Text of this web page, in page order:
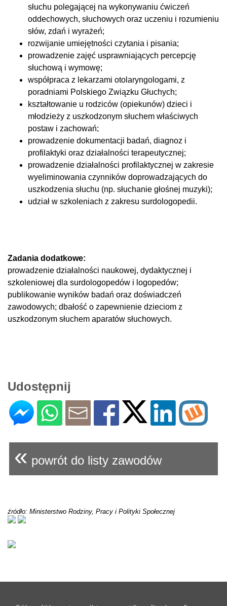
słuchu polegającej na wykonywaniu ćwiczeń
oddechowych, słuchowych oraz uczeniu i rozumieniu
słów, zdań i wyrażeń;
rozwijanie umiejętności czytania i pisania;
prowadzenie zajęć usprawniających percepcję
słuchową i wymowę;
współpraca z lekarzami otolaryngologami, z
poradniami Polskiego Związku Głuchych;
kształtowanie u rodziców (opiekunów) dzieci i
młodzieży z uszkodzonym słuchem właściwych
postaw i zachowań;
prowadzenie dokumentacji badań, diagnoz i
profilaktyki oraz działalności terapeutycznej;
prowadzenie działalności profilaktycznej w zakresie
wyeliminowania czynników doprowadzających do
uszkodzenia słuchu (np. słuchanie głośnej muzyki);
udział w szkoleniach z zakresu surdologopedii.
Zadania dodatkowe:
prowadzenie działalności naukowej, dydaktycznej i
szkoleniowej dla surdologopedów i logopedów;
publikowanie wyników badań oraz doświadczeń
zawodowych; dbałość o zapewnienie dzieciom z
uszkodzonym słuchem aparatów słuchowych.
Udostępnij
« powrót do listy zawodów
źródło: Ministerstwo Rodziny, Pracy i Polityki Społecznej